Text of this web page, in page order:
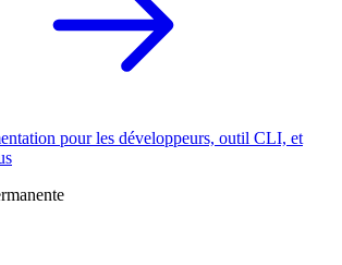
pour les développeurs, outil CLI, et